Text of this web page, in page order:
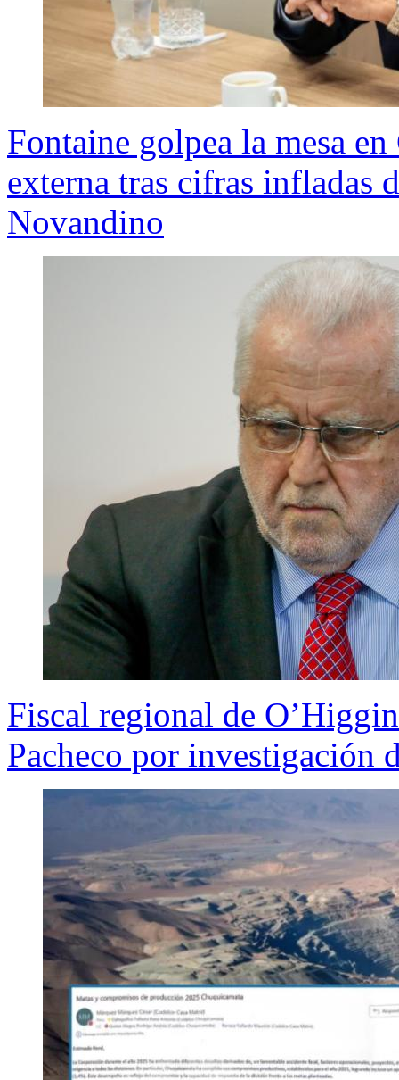
Fontaine golpea la mesa
externa tras cifras infladas
Novandino
Fiscal regional de
Pacheco por investigación